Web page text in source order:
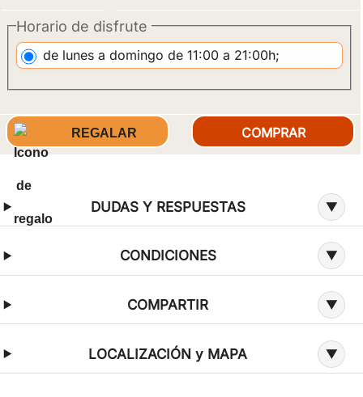
Horario de disfrute
de lunes a domingo de 11:00 a 21:00h;
REGALAR
Información adicional sobre la oferta
DUDAS Y RESPUESTAS
CONDICIONES
COMPARTIR
LOCALIZACIÓN y MAPA